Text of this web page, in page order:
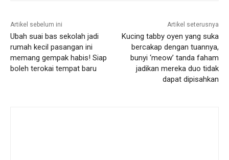
Artikel sebelum ini
Ubah suai bas sekolah jadi
rumah kecil pasangan ini
memang gempak habis! Siap
boleh terokai tempat baru
Artikel seterusnya
Kucing tabby oyen yang suka
bercakap dengan tuannya,
bunyi ‘meow’ tanda faham
jadikan mereka duo tidak
dapat dipisahkan